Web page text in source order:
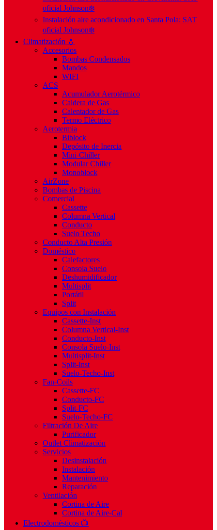
oficial Johnson❄️
Instalación aire acondicionado en Santa Pola: SAT
oficial Johnson❄️
Climatización 💧
Accesorios
Bombas Condensados
Mandos
WIFI
ACS
Acumulador Aerotérmico
Caldera de Gas
Calentador de Gas
Termo Eléctrico
Aerotermia
Biblock
Depósito de Inercia
Mini-Chiller
Modular Chiller
Monoblock
AirZone
Bombas de Piscina
Comercial
Cassette
Columna Vertical
Conducto
Suelo Techo
Conducto Alta Presión
Doméstico
Calefactores
Consola Suelo
Deshumidificador
Multisplit
Portátil
Split
Equipos con Instalación
Cassette-Inst
Columna Vertical-Inst
Conducto-Inst
Consola Suelo-Inst
Multisplit-Inst
Split-Inst
Suelo-Techo-Inst
Fan-Coils
Cassette-FC
Conducto-FC
Split-FC
Suelo-Techo-FC
Filtración De Aire
Purificador
Outlet Climatización
Servicios
Desinstalación
Instalación
Mantenimiento
Reparación
Ventilación
Cortina de Aire
Cortina de Aire-Cal
Electrodomésticos 📺